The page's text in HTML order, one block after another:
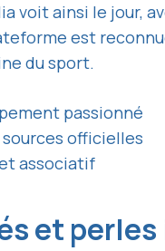
voit ainsi le jour,
est
du sport.
passionné
officielles
associatif
et